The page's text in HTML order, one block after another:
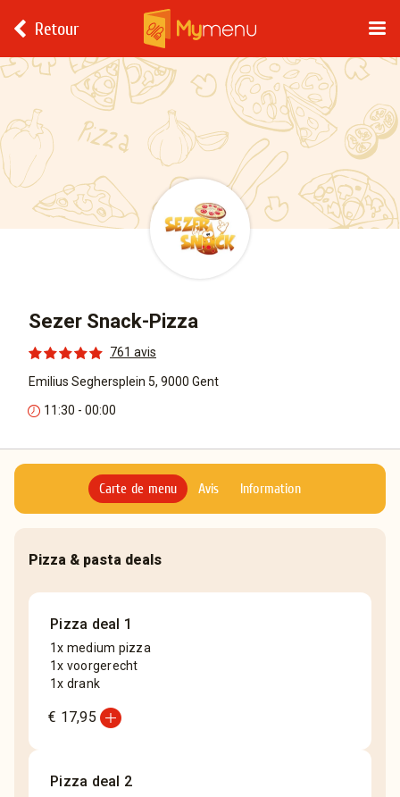
Retour
Sezer Snack-Pizza
761 avis
Emilius Seghersplein 5, 9000 Gent
11:30 - 00:00
Carte de menu Avis Information
Pizza & pasta deals
Pizza deal 1
1x medium pizza
1x voorgerecht
1x drank
€ 17,95 add_circle
Pizza deal 2